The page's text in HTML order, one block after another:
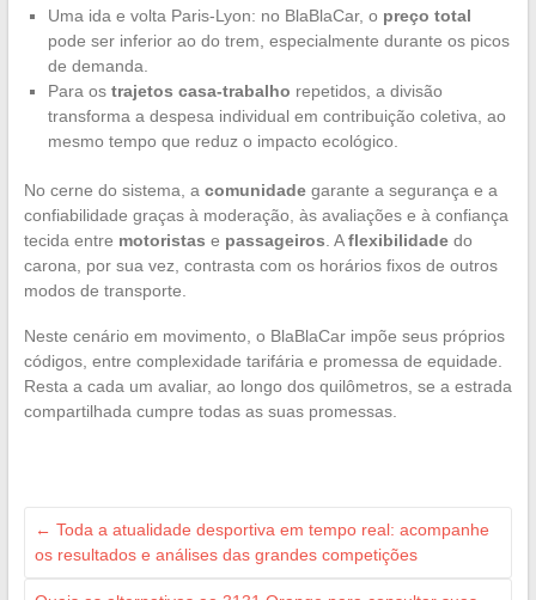
Uma ida e volta Paris-Lyon: no BlaBlaCar, o preço total
pode ser inferior ao do trem, especialmente durante os picos
de demanda.
Para os trajetos casa-trabalho repetidos, a divisão
transforma a despesa individual em contribuição coletiva, ao
mesmo tempo que reduz o impacto ecológico.
No cerne do sistema, a comunidadegarante a segurança e a
confiabilidade graças à moderação, às avaliações e à confiança
tecida entre motoristas e passageiros . Aflexibilidadedo
carona, por sua vez, contrasta com os horários fixos de outros
modos de transporte.
Neste cenário em movimento, o BlaBlaCar impõe seus próprios
códigos, entre complexidade tarifária e promessa de equidade.
Resta a cada um avaliar, ao longo dos quilômetros, se a estrada
compartilhada cumpre todas as suas promessas.
← Toda a atualidade desportiva em tempo real: acompanhe
os resultados e análises das grandes competições